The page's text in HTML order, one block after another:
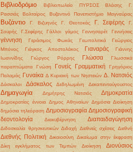
Βιβλιοδρόμιο Βιβλιοπωλείο ΠΥΡΣΟΣ
Βλάσης Γ.
Ρασσιάς
Βολταίρος Βυζαντινό Πανεπιστήμιο Μαγναύρας
Βυζάντιο Γ. Βιζυηνός Γ. Θεοτοκάς Γ. Σεφέρης
Γ.
Σουρής
Γ.Σεφέρης Γάλλοι γάμος Γεννησαρέτ Γεννήσεις
γέννηση Γεράσιμος Φωκάς Γεωπολιτικά
Γεώργιος
Μπόνος
Γιάγκος Αποστολάκος Γιαναράς
Γιάννης
Ιωαννίδης
Γιώργος Ρόρρης Γλώσσα
Γλωσσικά
παραπτώματα
Γνώση Γονείς Γραμματική
Γρηγόριος
Παλαμάς Γυναίκα Δ Κυριακή των Νηστειών Δ. Νατσιός
Δάσκαλοι Δάσκαλος Δεδηλωμένη Δεκαπενταύγουστος
Δημαγωγία Δημήτρης Νατσιός Δημοκρατία
Δημοκρατίας έννοια Δημος Αθηναίων Δημόσια Διοίκηση
δημόσια τηλεόραση Δημοσιογραφία Δημοσιογραφική
δεοντολογία
Διακυβέρνηση Διαπαιδαγώγηση
Διδασκαλία θρησκευτικών Διδαχή Διεθνείς σχέσεις Διεθνή
Διεθνής Πολιτική Δικαιοσύνη
Δικαίωμα στην έκφραση
Δίκη εγκλήματος των Τεμπών
Διοίκηση
Διονύσιος